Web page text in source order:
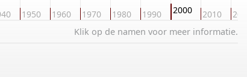
1950 1960 1970 1980 1990 2000 2010
Klik op de namen voor meer informatie.